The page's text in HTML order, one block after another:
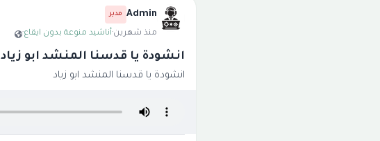
Admin مدير
منذ شهرين·أناشيد منوعة بدون ايقاع·
انشودة يا قدسنا المنشد ابو زياد
انشودة يا قدسنا المنشد ابو زياد